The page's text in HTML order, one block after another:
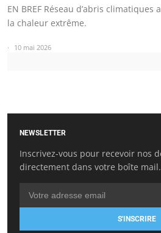
EN BREF Réseau d’abris climatiques
la chaleur extrême.
10 mai 2026
NEWSLETTER
Inscrivez-vous pour recevoir nos
directement dans votre boîte mail.
S'INSCRIRE